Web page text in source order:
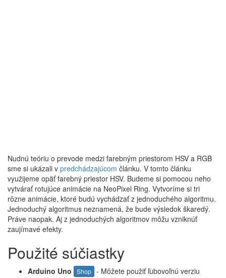
Nudnú teóriu o prevode medzi farebným priestorom HSV a RGB
sme si ukázali v predchádzajúcom článku. V tomto článku
využijeme opäť farebný priestor HSV. Budeme si pomocou neho
vytvárať rotujúce animácie na NeoPixel Ring. Vytvoríme si tri
rôzne animácie, ktoré budú vychádzať z jednoduchého algoritmu.
Jednoduchý algoritmus neznamená, že bude výsledok škaredý.
Práve naopak. Aj z jednoduchých algoritmov môžu vzniknúť
zaujímavé efekty.
Použité súčiastky
Arduino Uno Shop - Môžete použiť ľubovoľnú verziu